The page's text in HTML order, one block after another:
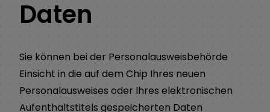
Daten
Sie können bei der Personalausweisbehörde
Einsicht in die auf dem Chip Ihres neuen
Personalausweises oder Ihres elektronischen
Aufenthaltstitels gespeicherten Daten